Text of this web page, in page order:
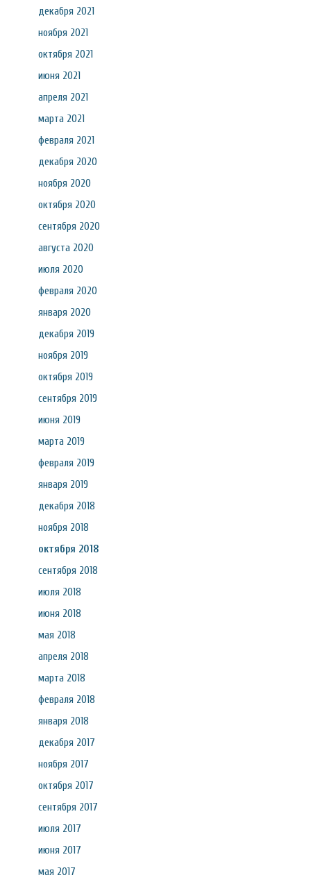
декабря 2021
ноября 2021
октября 2021
июня 2021
апреля 2021
марта 2021
февраля 2021
декабря 2020
ноября 2020
октября 2020
сентября 2020
августа 2020
июля 2020
февраля 2020
января 2020
декабря 2019
ноября 2019
октября 2019
сентября 2019
июня 2019
марта 2019
февраля 2019
января 2019
декабря 2018
ноября 2018
октября 2018
сентября 2018
июля 2018
июня 2018
мая 2018
апреля 2018
марта 2018
февраля 2018
января 2018
декабря 2017
ноября 2017
октября 2017
сентября 2017
июля 2017
июня 2017
мая 2017